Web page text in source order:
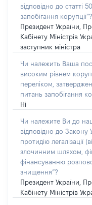
відповідно до статті
запобігання корупції”?
Президент України,
Кабінету Міністрів
заступник міністра
Чи належить Ваша
високим рівнем
переліком,
питань запобігання
Ні
Чи належите Ви до
відповідно до Закону
протидію легалізації
злочинним шляхом,
фінансуванню
знищення”?
Президент України,
Кабінету Міністрів